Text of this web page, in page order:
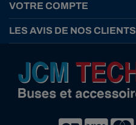
VOTRE COMPTE
LES AVIS DE NOS CLIENTS